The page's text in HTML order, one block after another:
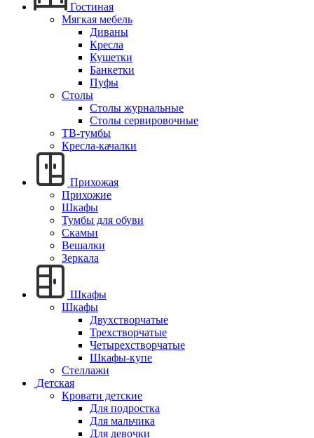
Гостиная
Мягкая мебель
Диваны
Кресла
Кушетки
Банкетки
Пуфы
Столы
Столы журнальные
Столы сервировочные
ТВ-тумбы
Кресла-качалки
Прихожая
Прихожие
Шкафы
Тумбы для обуви
Скамьи
Вешалки
Зеркала
Шкафы
Шкафы
Двухстворчатые
Трехстворчатые
Четырехстворчатые
Шкафы-купе
Стеллажи
Детская
Кровати детские
Для подростка
Для мальчика
Для девочки